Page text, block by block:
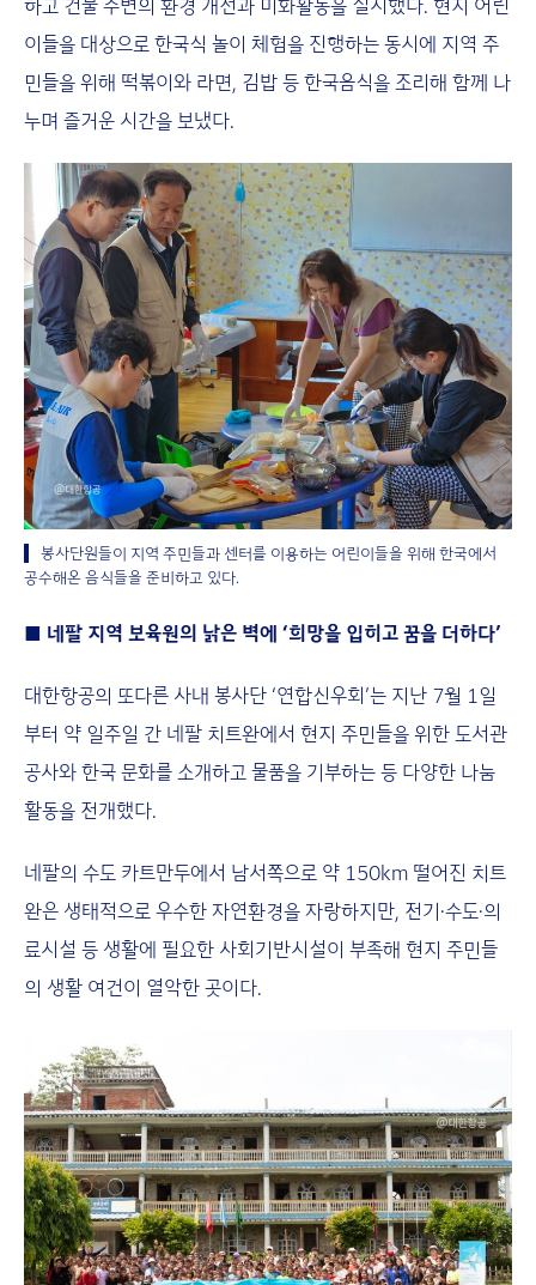
이들을 대상으로 한국식 놀이 체험을 진행하는 동시에 지역 주
민들을 위해 떡볶이와 라면, 김밥 등 한국음식을 조리해 함께 나
누며 즐거운 시간을 보냈다.
봉사단원들이 지역 주민들과 센터를 이용하는 어린이들을 위해 한국에서
공수해온 음식들을 준비하고 있다.
■ 네팔 지역 보육원의 낡은 벽에 ‘희망을 입히고 꿈을 더하다’
대한항공의 또다른 사내 봉사단 ‘연합신우회’는 지난 7월 1일
부터 약 일주일 간 네팔 치트완에서 현지 주민들을 위한 도서관
공사와 한국 문화를 소개하고 물품을 기부하는 등 다양한 나눔
활동을 전개했다.
네팔의 수도 카트만두에서 남서쪽으로 약 150km 떨어진 치트
완은 생태적으로 우수한 자연환경을 자랑하지만, 전기·수도·의
료시설 등 생활에 필요한 사회기반시설이 부족해 현지 주민들
의 생활 여건이 열악한 곳이다.